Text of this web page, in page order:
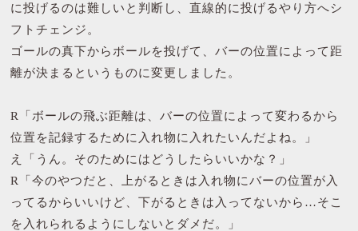
に投げるのは難しいと判断し、直線的に投げるやり方へシ
フトチェンジ。
ゴールの真下からボールを投げて、バーの位置によって距
離が決まるというものに変更しました。
R「ボールの飛ぶ距離は、バーの位置によって変わるから
位置を記録するために入れ物に入れたいんだよね。」
え「うん。そのためにはどうしたらいいかな？」
R「今のやつだと、上がるときは入れ物にバーの位置が入
ってるからいいけど、下がるときは入ってないから…そこ
を入れられるようにしないとダメだ。」